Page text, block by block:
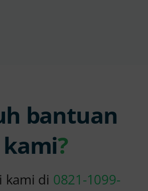
bantuan
kami?
kami di 0821-1099-